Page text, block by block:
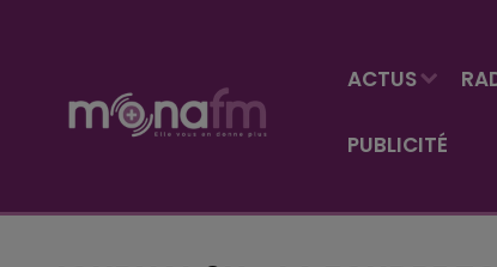
ACTUS
PUBLICITÉ